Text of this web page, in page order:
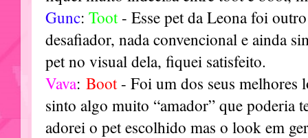
Gunc: Toot- Esse pet da Leona foi
desafiador, nada convencional e ainda
pet no visual dela, fiquei satisfeito.
Vava: Boot- Foi um dos seus melhores
sinto algo muito “amador” que poderia
adorei o pet escolhido mas o look em